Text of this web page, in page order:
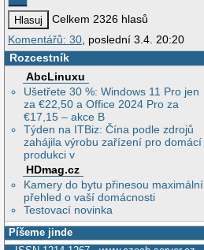
Celkem 2326 hlasů
Komentářů: 30 , poslední 3.4. 20:20
Rozcestník
AbcLinuxu
Ušetřete 30 %: Windows 11 Pro jen
za €22,50 a Office 2024 Pro za
€17,15 – akce B
Týden na ITBiz: Čína podle zdrojů
zahájila výrobu zařízení pro domácí
produkci v
HDmag.cz
Kamery do bytu přinesou maximální
přehled o vaší domácnosti
Testovací novinka
Píšeme jinde